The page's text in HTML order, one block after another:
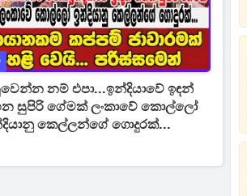
නම් එපා...ඉන්දියාවේ ඉඳන්
සුපිරි ගේමක් ලංකාවේ කොල්ලෝ
කෙල්ලන්ගේ ගොදුරක්...